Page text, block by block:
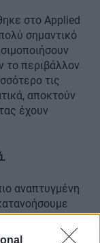
στο Applied
σημαντικό
το περιβάλλον
τις
αποκτούν
έχουν
αναπτυγμένη
θα
μπορεί